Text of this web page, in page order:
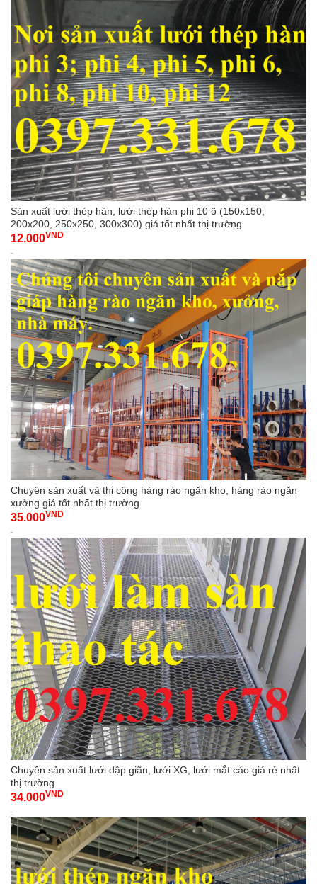
Sản xuất lưới thép hàn, lưới thép hàn phi 10 ô (150x150,
200x200, 250x250, 300x300) giá tốt nhất thị trường
12.000VND
-
Chuyên sản xuất và thi công hàng rào ngăn kho, hàng rào ngăn
xưởng giá tốt nhất thị trường
35.000VND
-
Chuyên sản xuất lưới dập giãn, lưới XG, lưới mắt cáo giá rẻ nhất
thị trường
34.000VND
-